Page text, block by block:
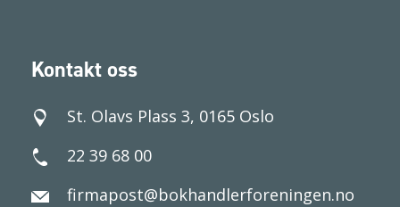
Kontakt oss
St. Olavs Plass 3, 0165 Oslo
22 39 68 00
firmapost@bokhandlerforeningen.no